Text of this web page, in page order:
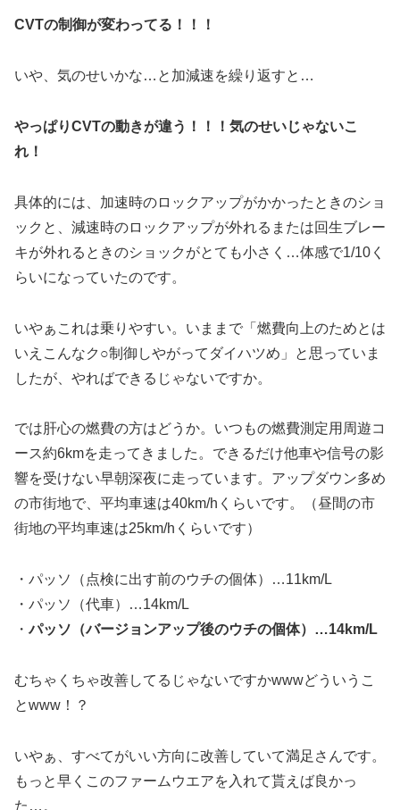
CVTの制御が変わってる！！！
いや、気のせいかな…と加減速を繰り返すと…
やっぱりCVTの動きが違う！！！気のせいじゃないこ
れ！
具体的には、加速時のロックアップがかかったときのショ
ックと、減速時のロックアップが外れるまたは回生ブレー
キが外れるときのショックがとても小さく…体感で1/10く
らいになっていたのです。
いやぁこれは乗りやすい。いままで「燃費向上のためとは
いえこんなク○制御しやがってダイハツめ」と思っていま
したが、やればできるじゃないですか。
では肝心の燃費の方はどうか。いつもの燃費測定用周遊コ
ース約6kmを走ってきました。できるだけ他車や信号の影
響を受けない早朝深夜に走っています。アップダウン多め
の市街地で、平均車速は40km/hくらいです。（昼間の市
街地の平均車速は25km/hくらいです）
・パッソ（点検に出す前のウチの個体）…11km/L
・パッソ（代車）…14km/L
・パッソ（バージョンアップ後のウチの個体）…14km/L
むちゃくちゃ改善してるじゃないですかwwwどういうこ
とwww！？
いやぁ、すべてがいい方向に改善していて満足さんです。
もっと早くこのファームウエアを入れて貰えば良かっ
た…。